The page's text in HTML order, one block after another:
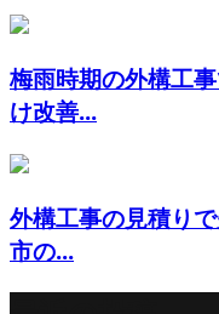
梅雨時期の外構工
け改善...
外構工事の見積り
市の...